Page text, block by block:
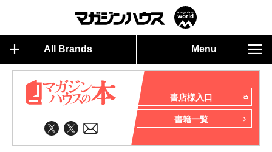
All Brands Menu
書店様入口
書籍一覧